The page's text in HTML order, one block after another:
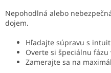
Nepohodlná alebo
dojem.
Hľadajte súpravu s
Overte si špeciálnu
Zamerajte sa na